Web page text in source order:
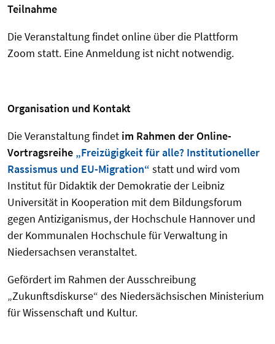
Teilnahme
Die Veranstaltung findet online über die Plattform
Zoom statt. Eine Anmeldung ist nicht notwendig.
Organisation und Kontakt
Die Veranstaltung findet im Rahmen der Online-
Vortragsreihe „Freizügigkeit für alle? Institutioneller
Rassismus und EU-Migration“ statt und wird vom
Institut für Didaktik der Demokratie der Leibniz
Universität in Kooperation mit dem Bildungsforum
gegen Antiziganismus, der Hochschule Hannover und
der Kommunalen Hochschule für Verwaltung in
Niedersachsen veranstaltet.
Gefördert im Rahmen der Ausschreibung
„Zukunftsdiskurse“ des Niedersächsischen Ministerium
für Wissenschaft und Kultur.